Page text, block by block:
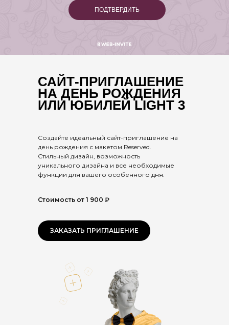
ПОДТВЕРДИТЬ
Создайте идеальный сайт-приглашение на
день рождения с макетом Reserved.
Стильный дизайн, возможность
уникального дизайна и все необходимые
функции для вашего особенного дня.
ЗАКАЗАТЬ ПРИГЛАШЕНИЕ
САЙТ-ПРИГЛАШЕНИЕ
НА ДЕНЬ РОЖДЕНИЯ
ИЛИ ЮБИЛЕЙ LIGHT 3
Стоимость от 1 900 ₽